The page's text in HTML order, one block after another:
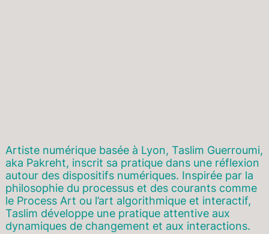
Artiste numérique basée à Lyon, Taslim Guerroumi,
aka Pakreht, inscrit sa pratique dans une réflexion
autour des dispositifs numériques. Inspirée par la
philosophie du processus et des courants comme
le Process Art ou l’art algorithmique et interactif,
Taslim développe une pratique attentive aux
dynamiques de changement et aux interactions.